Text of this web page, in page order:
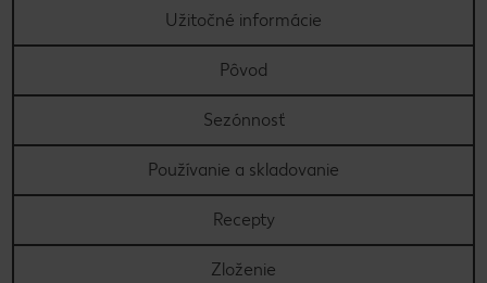
Užitočné informácie
Pôvod
Sezónnosť
Používanie a skladovanie
Recepty
Zloženie